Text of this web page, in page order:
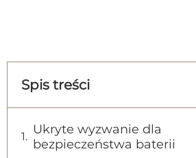
Spis treści
Ukryte wyzwanie dla
bezpieczeństwa baterii